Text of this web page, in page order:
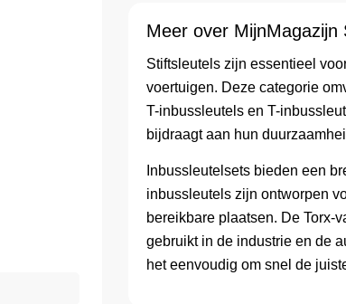
Meer over MijnMagazijn
Stiftsleutels zijn essentieel
voertuigen. Deze categorie
T-inbussleutels en T-
bijdraagt aan hun
Inbussleutelsets bieden een
inbussleutels zijn ontworpen
bereikbare plaatsen. De Torx-
gebruikt in de industrie en de
het eenvoudig om snel de